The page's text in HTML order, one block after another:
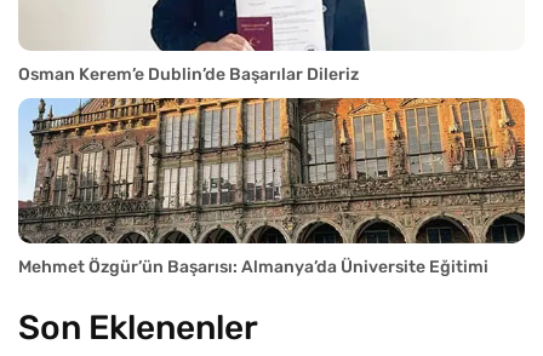
Osman Kerem’e Dublin’de Başarılar Dileriz
Mehmet Özgür’ün Başarısı: Almanya’da Üniversite Eğitimi
Son Eklenenler